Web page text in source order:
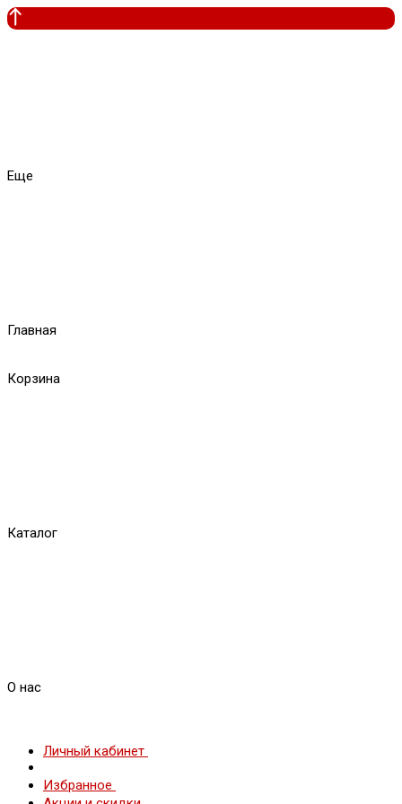
Еще
Главная
Корзина
Каталог
О нас
Личный кабинет
Избранное